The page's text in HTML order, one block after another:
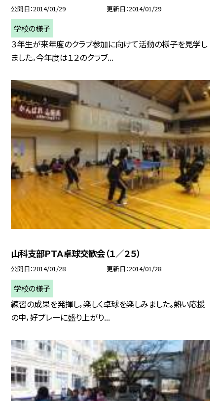
公開日 2014/01/29 更新日 2014/01/29
学校の様子
３年生が来年度のクラブ参加に向けて活動の様子を見学し
ました。今年度は１２のクラブ...
山科支部ＰＴＡ卓球交歓会（１／２５）
公開日 2014/01/28 更新日 2014/01/28
学校の様子
練習の成果を発揮し，楽しく卓球を楽しみました。熱い応援
の中，好プレーに盛り上がり...